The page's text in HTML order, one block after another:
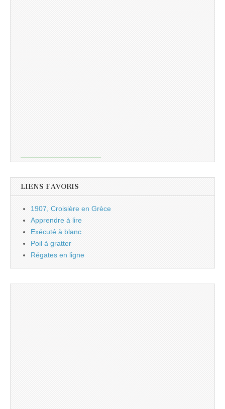
LIENS FAVORIS
1907, Croisière en Grèce
Apprendre à lire
Exécuté à blanc
Poil à gratter
Régates en ligne